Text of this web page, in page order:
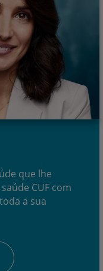
que lhe
CUF com
a sua